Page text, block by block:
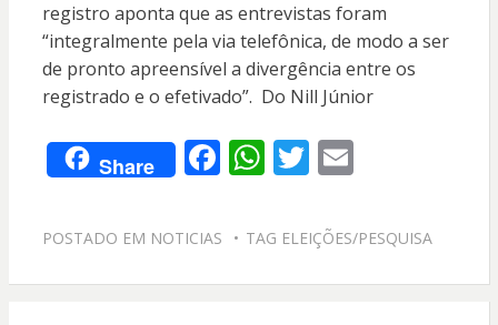
registro aponta que as entrevistas foram
“integralmente pela via telefônica, de modo a ser
de pronto apreensível a divergência entre os
registrado e o efetivado”. Do Nill Júnior
Share F
e
o
W
at
A
T
itt
er
E
ai
POSTADO EM NOTICIAS TAG ELEIÇÕES/PESQUISA